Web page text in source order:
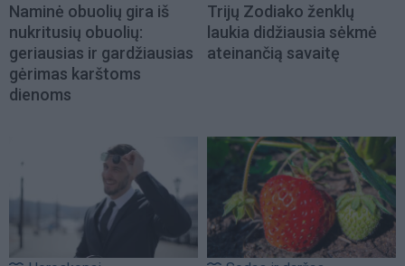
Naminė obuolių gira iš
nukritusių obuolių:
geriausias ir gardžiausias
gėrimas karštoms
dienoms
Trijų Zodiako ženklų
laukia didžiausia sėkmė
ateinančią savaitę